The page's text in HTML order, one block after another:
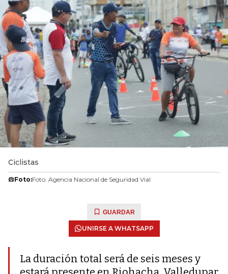
Ciclistas
Foto:Foto: Agencia Nacional de Seguridad Vial
GUARDAR
UNIRSE A WHATSAPP
La duración total será de seis meses y